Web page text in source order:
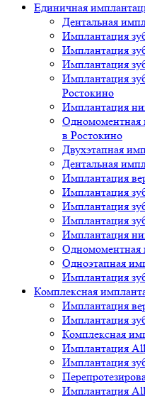
Единичная
Дентальная
Имплантация
Имплантация
Имплантация
Имплантация
Ростокино
Имплантация
Одномоментная
в Ростокино
Двухэтапная
Дентальная
Имплантация
Имплантация
Имплантация
Имплантация
Имплантация
Одномоментная
Одноэтапная
Имплантация
Комплексная
Имплантация
Имплантация
Комплексная
Имплантация
Имплантация
Имплантация